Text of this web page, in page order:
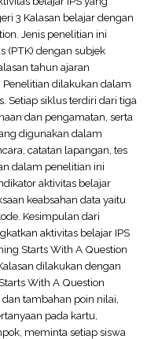
3 Kalasan belajar dengan
Jenis penelitian ini
(PTK) dengan subjek
tahun ajaran
dilakukan dalam
Setiap siklus terdiri dari tiga
dan pengamatan, serta
digunakan dalam
catatan lapangan, tes
dalam penelitian ini
aktivitas belajar
keabsahan data yaitu
Kesimpulan dari
aktivitas belajar IPS
Starts With A Question
dilakukan dengan
With A Question
tambahan poin nilai,
pada kartu,
meminta setiap siswa